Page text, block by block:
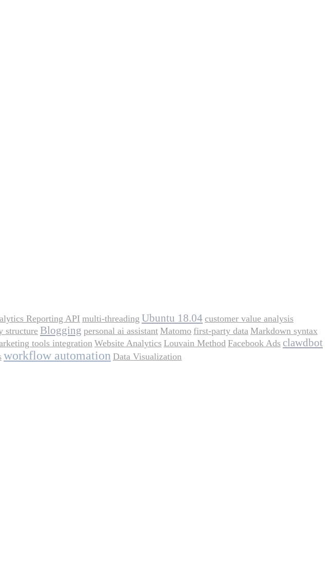
Reporting API multi-threading Ubuntu 18.04 customer value analysis
structure Blogging personal ai assistant Matomo first-party data Markdown syntax
tools integration Website Analytics Louvain Method Facebook Ads clawdbot
workflow automation Data Visualization